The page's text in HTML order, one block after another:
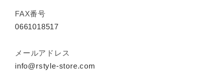
FAX番号
0661018517
メールアドレス
info@rstyle-store.com